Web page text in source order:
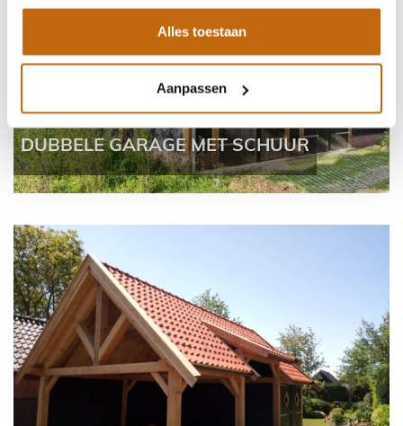
Alles toestaan
Aanpassen
DUBBELE GARAGE MET SCHUUR